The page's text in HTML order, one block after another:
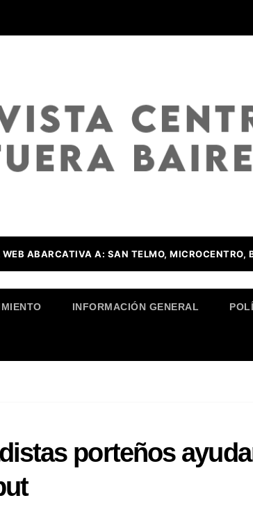
ABARCATIVA A: SAN TELMO, MICROCENTRO,
INFORMACIÓN GENERAL
porteños